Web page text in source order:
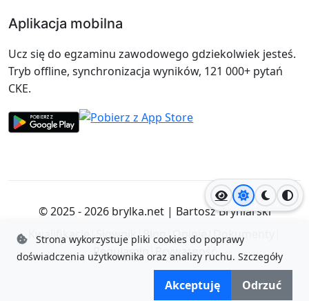
Jasny motyw
Ciemny
Aplikacja mobilna
Ucz się do egzaminu zawodowego gdziekolwiek jesteś.
Tryb offline, synchronizacja wyników, 121 000+ pytań
CKE.
© 2025 - 2026 brylka.net| Bartosz Bryniarski
Kwalifikacje|Słownik|Blog|Opinie|Dokumenty
Regulamin|Prywatność
Strona wykorzystuje pliki cookies do poprawy
doświadczenia użytkownika oraz analizy ruchu. Szczegóły
Akceptuję Odrzuć